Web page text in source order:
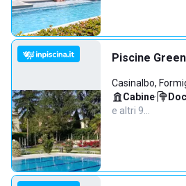
Piscine
Casinalbo,
Cabine·
e altri 9…